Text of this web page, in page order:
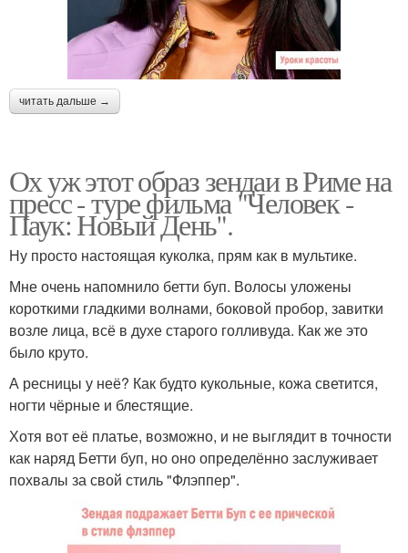
читать дальше →
Ох уж этот образ зендаи в Риме на
пресс - туре фильма "Человек -
Паук: Новый День".
Ну просто настоящая куколка, прям как в мультике.
Мне очень напомнило бетти буп. Волосы уложены
короткими гладкими волнами, боковой пробор, завитки
возле лица, всё в духе старого голливуда. Как же это
было круто.
А ресницы у неё? Как будто кукольные, кожа светится,
ногти чёрные и блестящие.
Хотя вот её платье, возможно, и не выглядит в точности
как наряд Бетти буп, но оно определённо заслуживает
похвалы за свой стиль "Флэппер".